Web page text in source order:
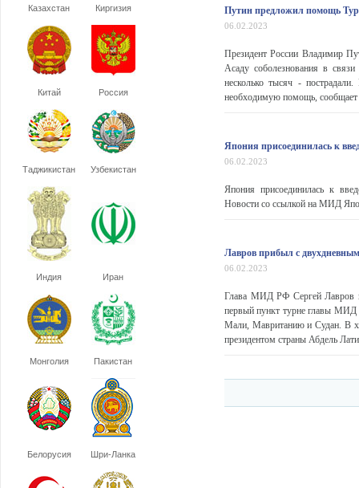
Казахстан Киргизия
Китай Россия
Таджикистан Узбекистан
Индия Иран
Монголия Пакистан
Белорусия Шри-Ланка
Путин предложил помощь
06.02.2023
Президент России Владимир
Асаду соболезнования в
несколько тысяч -
необходимую помощь,
Япония присоединилась к
06.02.2023
Япония присоединилась к
Новости со ссылкой на МИД
Лавров прибыл с
06.02.2023
Глава МИД РФ Сергей Лавров
первый пункт турне главы МИД
Мали, Мавританию и Судан. В
президентом страны Абдель